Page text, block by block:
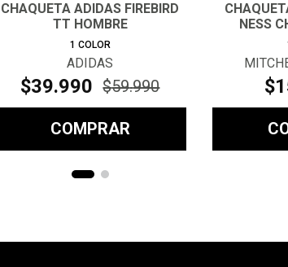
CHAQUETA ADIDAS FIREBIRD
TT HOMBRE
1 COLOR
ADIDAS
$39.990 $59.990
COMPRAR
NESS
$